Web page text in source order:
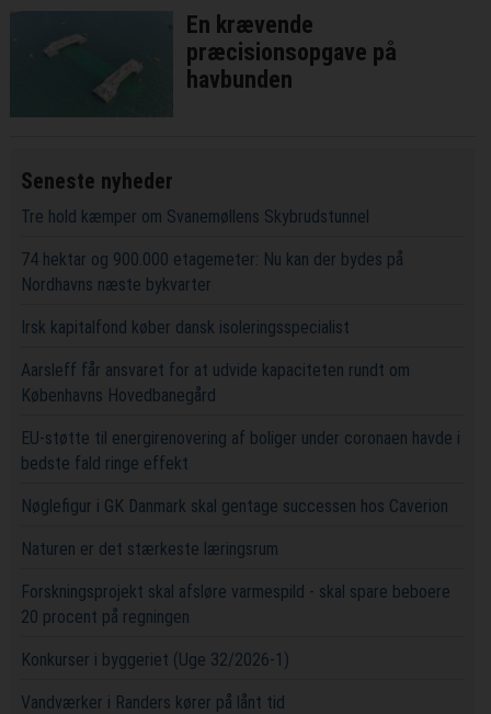
En krævende
præcisionsopgave på
havbunden
Seneste nyheder
Tre hold kæmper om Svanemøllens Skybrudstunnel
74 hektar og 900.000 etagemeter: Nu kan der bydes på
Nordhavns næste bykvarter
Irsk kapitalfond køber dansk isoleringsspecialist
Aarsleff får ansvaret for at udvide kapaciteten rundt om
Københavns Hovedbanegård
EU-støtte til energirenovering af boliger under coronaen havde i
bedste fald ringe effekt
Nøglefigur i GK Danmark skal gentage successen hos Caverion
Naturen er det stærkeste læringsrum
Forskningsprojekt skal afsløre varmespild - skal spare beboere
20 procent på regningen
Konkurser i byggeriet (Uge 32/2026-1)
Vandværker i Randers kører på lånt tid